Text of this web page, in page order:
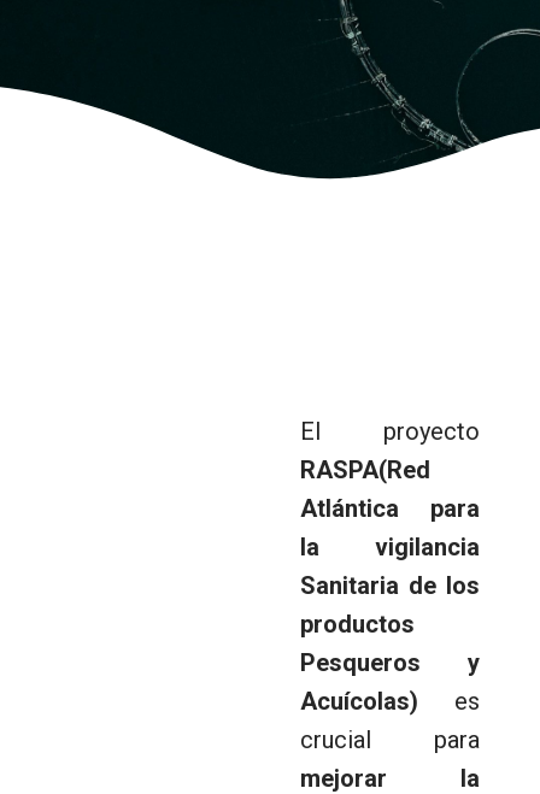
El proyecto
RASPA(Red
Atlántica para
la vigilancia
Sanitaria de los
productos
Pesqueros y
Acuícolas) es
crucial para
mejorar la